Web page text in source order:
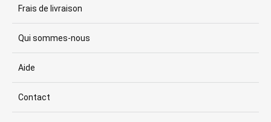
Frais de livraison
Qui sommes-nous
Aide
Contact